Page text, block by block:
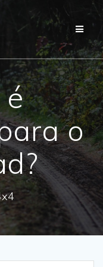
o